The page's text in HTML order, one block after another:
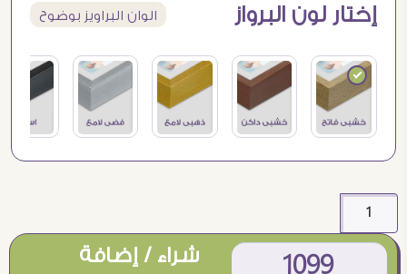
إختار لون البرواز الوان البراويز بوضوح
1099
شراء / إضافة